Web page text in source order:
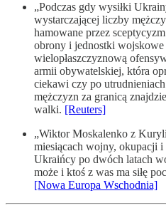
„Podczas gdy wysiłki
wystarczającej liczby
hamowane przez
obrony i jednostki wojskowe
wielopłaszczyznową
armii obywatelskiej, która
ciekawi czy po
mężczyzn za granicą
walki. [Reuters]
„Wiktor Moskalenko z
miesiącach wojny, okupacji
Ukraińcy po dwóch latach
może i ktoś z was ma siłę
[Nowa Europa Wschodnia]